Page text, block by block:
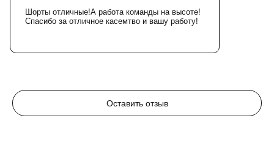
Шорты отличные!А работа команды на высоте!
Спасибо за отличное касемтво и вашу работу!
Оставить отзыв